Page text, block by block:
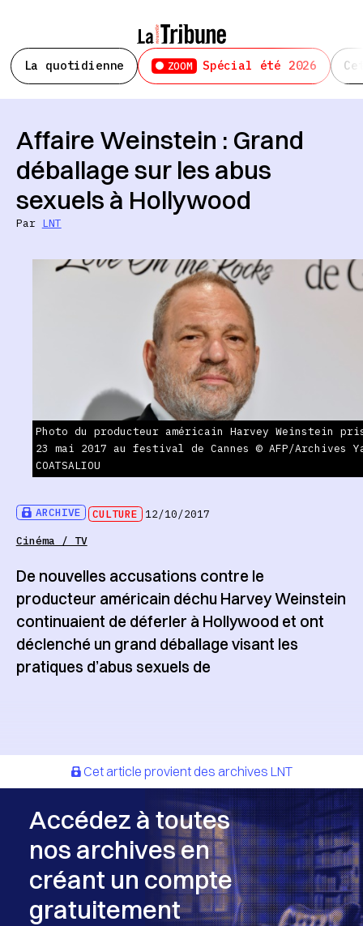
La quotidienne ZOOM Spécial été 2026
ARCHIVE CULTURE
12/10/2017
Cinéma / TV
Affaire Weinstein : Grand
déballage sur les abus
sexuels à Hollywood
Par LNT
Photo du producteur américain Harvey Weinstein
23 mai 2017 au festival de Cannes © AFP/Archives
COATSALIOU
De nouvelles accusations contre le
producteur américain déchu Harvey Weinstein
continuaient de déferler à Hollywood et ont
déclenché un grand déballage visant les
pratiques d’abus sexuels de
Cet article provient des archives LNT
Accédez à toutes
nos archives en
créant un compte
gratuitement